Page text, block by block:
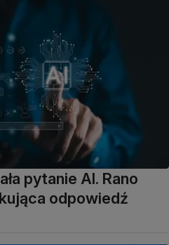
pytanie AI. Rano
odpowiedź